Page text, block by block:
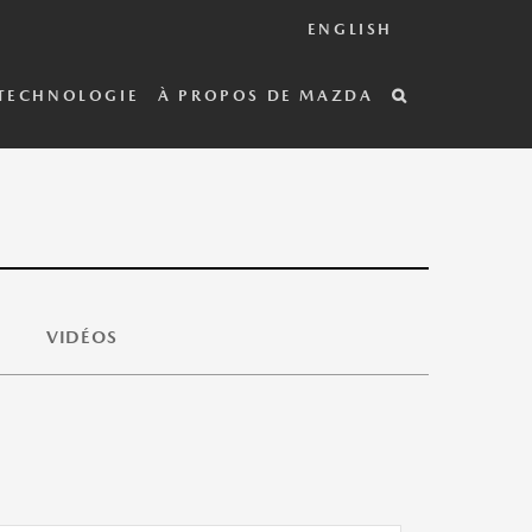
ENGLISH
À PROPOS DE MAZDA
VIDÉOS